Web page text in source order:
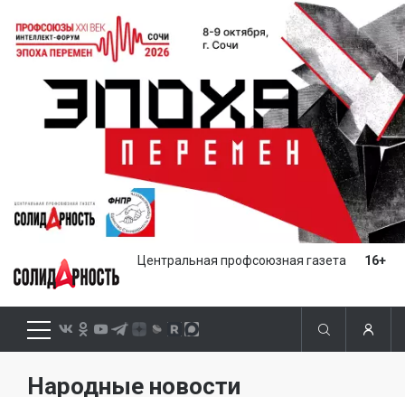
Центральная профсоюзная газета 16+
Народные новости